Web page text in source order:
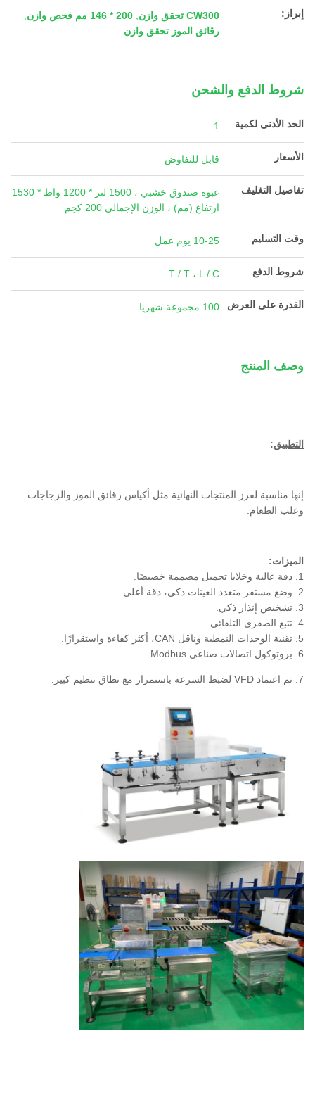
إبراز: CW300 تحقق وازن 200 * 146 مم فحص وازن
رقائق الموز تحقق وازن
شروط الدفع والشحن
الحد الأدنى لكمية 1
الأسعار قابل للتفاوض
تفاصيل التغليف
عبوة صندوق خشبي ، 1500 لتر * 1200 واط * 1530
ارتفاع (مم) ، الوزن الإجمالي 200 كجم
وقت التسليم 10-25 يوم عمل
شروط الدفع T / T ، L / C.
القدرة على العرض 100 مجموعة شهريا
وصف المنتج
التطبيق:
إنها مناسبة لفرز المنتجات النهائية مثل أكياس رقائق الموز والزجاجات
وعلب الطعام.
الميزات:
1. دقة عالية وخلايا تحميل مصممة خصيصًا.
2. وضع مستقر متعدد العينات ذكي، دقة أعلى.
3. تشخيص إنذار ذكي.
4. تتبع الصفري التلقائي.
5. تقنية الوحدات النمطية وناقل CAN، أكثر كفاءة واستقرارًا.
6. بروتوكول اتصالات صناعي Modbus.
7. تم اعتماد VFD لضبط السرعة باستمرار مع نطاق تنظيم كبير.